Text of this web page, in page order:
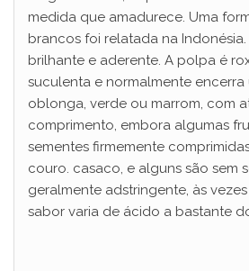
medida que amadurece. Uma
brancos foi relatada na Indonésia.
brilhante e aderente. A polpa é
suculenta e normalmente encerra
oblonga, verde ou marrom, com
comprimento, embora algumas
sementes firmemente
couro. casaco, e alguns são sem
geralmente adstringente, às
sabor varia de ácido a bastante